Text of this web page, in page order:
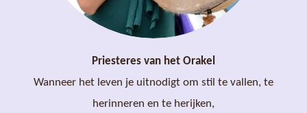
Priesteres van het Orakel
Wanneer het leven je uitnodigt om stil te vallen, te
herinneren en te herijken,